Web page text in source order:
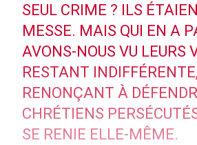
SEUL CRIME ? ILS
MESSE. MAIS QUI EN A
AVONS-NOUS VU LEURS
RESTANT
RENONÇANT À
CHRÉTIENS
SE RENIE ELLE-MÊME.